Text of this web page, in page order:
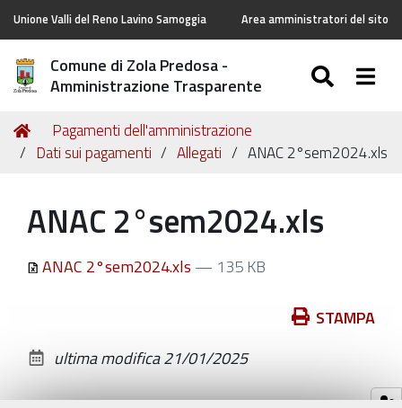
Unione Valli del Reno Lavino Samoggia Area amministratori del sito
Comune di Zola Predosa -
Amministrazione Trasparente
Tu
sei
Home
Pagamenti dell'amministrazione
Dati sui pagamenti
Allegati ANAC 2°sem2024.xls
ANAC 2°sem2024.xls
ANAC 2°sem2024.xls — 135 KB
documento
STAMPA
ultima modifica21/01/2025